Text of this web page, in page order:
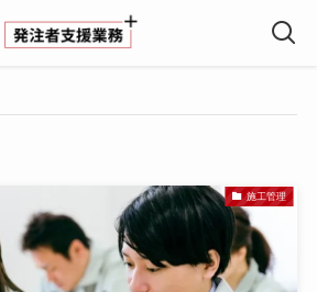
施工管理